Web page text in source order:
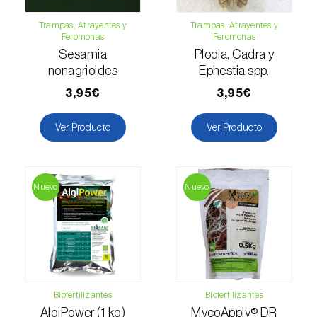
Levístico (Levisticum officinale)
Litchi chinensis
Limón (Citrus limon
Lulo / Naranjilla (Solanum quitoense
Macadamia (Macadamia spp.)
Madroño (Arbutus unedo
Maíz (Zea mays
Mandioca (Manihot esculenta
Trampas, Atrayentes y
Feromonas
Sesamia
nonagrioides
3,95€
Ver Producto
Trampas, Atrayentes y
Feromonas
Plodia, Cadra y
Ephestia spp.
3,95€
Ver Producto
Nuevo
Biofertilizantes
AlgiPower (1 kg)
Nuevo
Biofertilizantes
MycoApply® DR